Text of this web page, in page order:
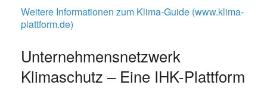
Weitere Informationen zum Klima-Guide (www.klima-
plattform.de)
Unternehmensnetzwerk
Klimaschutz – Eine IHK-Plattform